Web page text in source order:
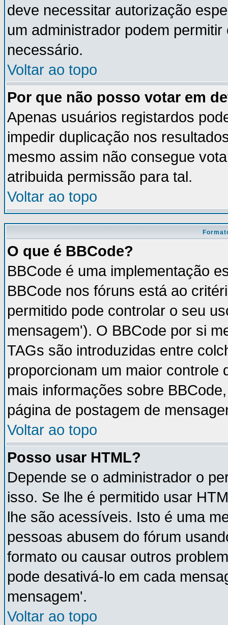
deve necessitar autorização
um administrador podem
necessário.
Voltar ao topo
Por que não posso votar em
Apenas usuários registardos
impedir duplicação nos
mesmo assim não consegue
atribuida permissão para tal.
Voltar ao topo
O que é BBCode?
BBCode é uma implementação
BBCode nos fóruns está ao
permitido pode controlar o seu
mensagem'). O BBCode por si
TAGs são introduzidas entre
proporcionam um maior controle
mais informações sobre
página de postagem de
Voltar ao topo
Posso usar HTML?
Depende se o administrador o
isso. Se lhe é permitido usar
lhe são acessíveis. Isto é uma
pessoas abusem do fórum
formato ou causar outros
pode desativá-lo em cada
mensagem'.
Voltar ao topo